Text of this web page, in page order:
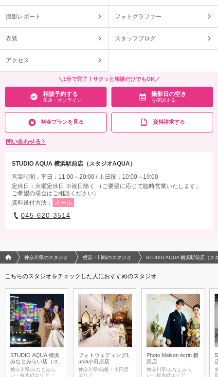
撮影レポート フォトグラファー
衣装 スタッフブログ
アクセス
＼1分で完了！サクッと相談だけでもOK／
相談予約する
来店・オンライン
撮影日の空き
を確認する
料金プランを見る 資料請求する
問い合わせる
STUDIO AQUA 横浜駅前店（スタジオAQUA）
営業時間：平日：11:00～20:00 / 土日祝：10:00～19:00
定休日：火曜定休日 ※祝日除く （ご要望に応じて臨時営業いたします。
ご希望の場合はご相談ください）
資料送付方法：
メール
045-620-3514
フォトウエディング/結婚写真のPhotorait ホーム
神奈川県のスタジオ 横浜・川崎のスタジオ STUDIO AQUA 横浜駅前店（ス
こちらのスタジオをチェックした人におすすめのスタジオ
STUDIO AQUA 横浜
みなとみらい店（スタ
ジオAQUA）
神奈川県/みなとみら
い・桜木町エリア
フォトウェディングL
ucia小田原店
神奈川県/箱根・小田原
エリア
Photo Maison écrin 横
浜店
神奈川県/みなとみら
い・桜木町エリア